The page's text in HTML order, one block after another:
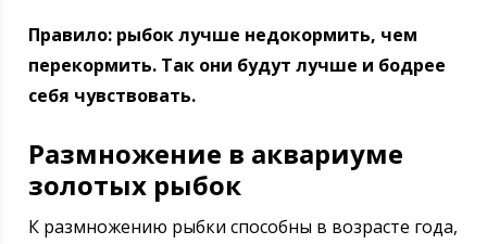
Правило: рыбок лучше недокормить, чем
перекормить. Так они будут лучше и бодрее
себя чувствовать.
Размножение в аквариуме
золотых рыбок
К размножению рыбки способны в возрасте года,